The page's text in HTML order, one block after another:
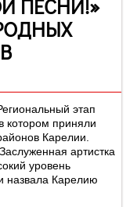
ПЕСНИ!»
этап
котором приняли
Карелии.
артистка
уровень
назвала Карелию